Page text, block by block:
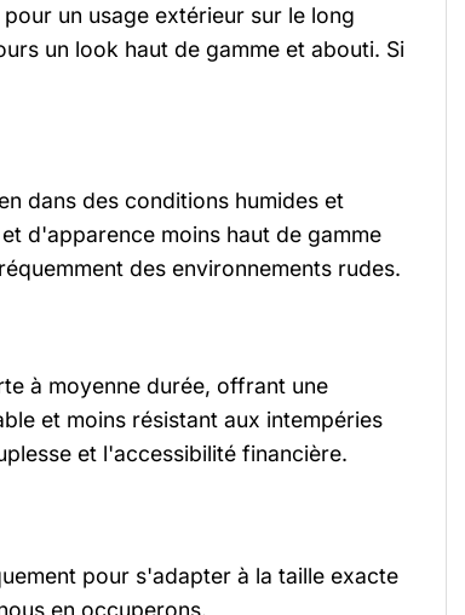
un usage extérieur sur le long
un look haut de gamme et abouti. Si
dans des conditions humides et
d'apparence moins haut de gamme
des environnements rudes.
à moyenne durée, offrant une
et moins résistant aux intempéries
et l'accessibilité financière.
pour s'adapter à la taille exacte
en occuperons.